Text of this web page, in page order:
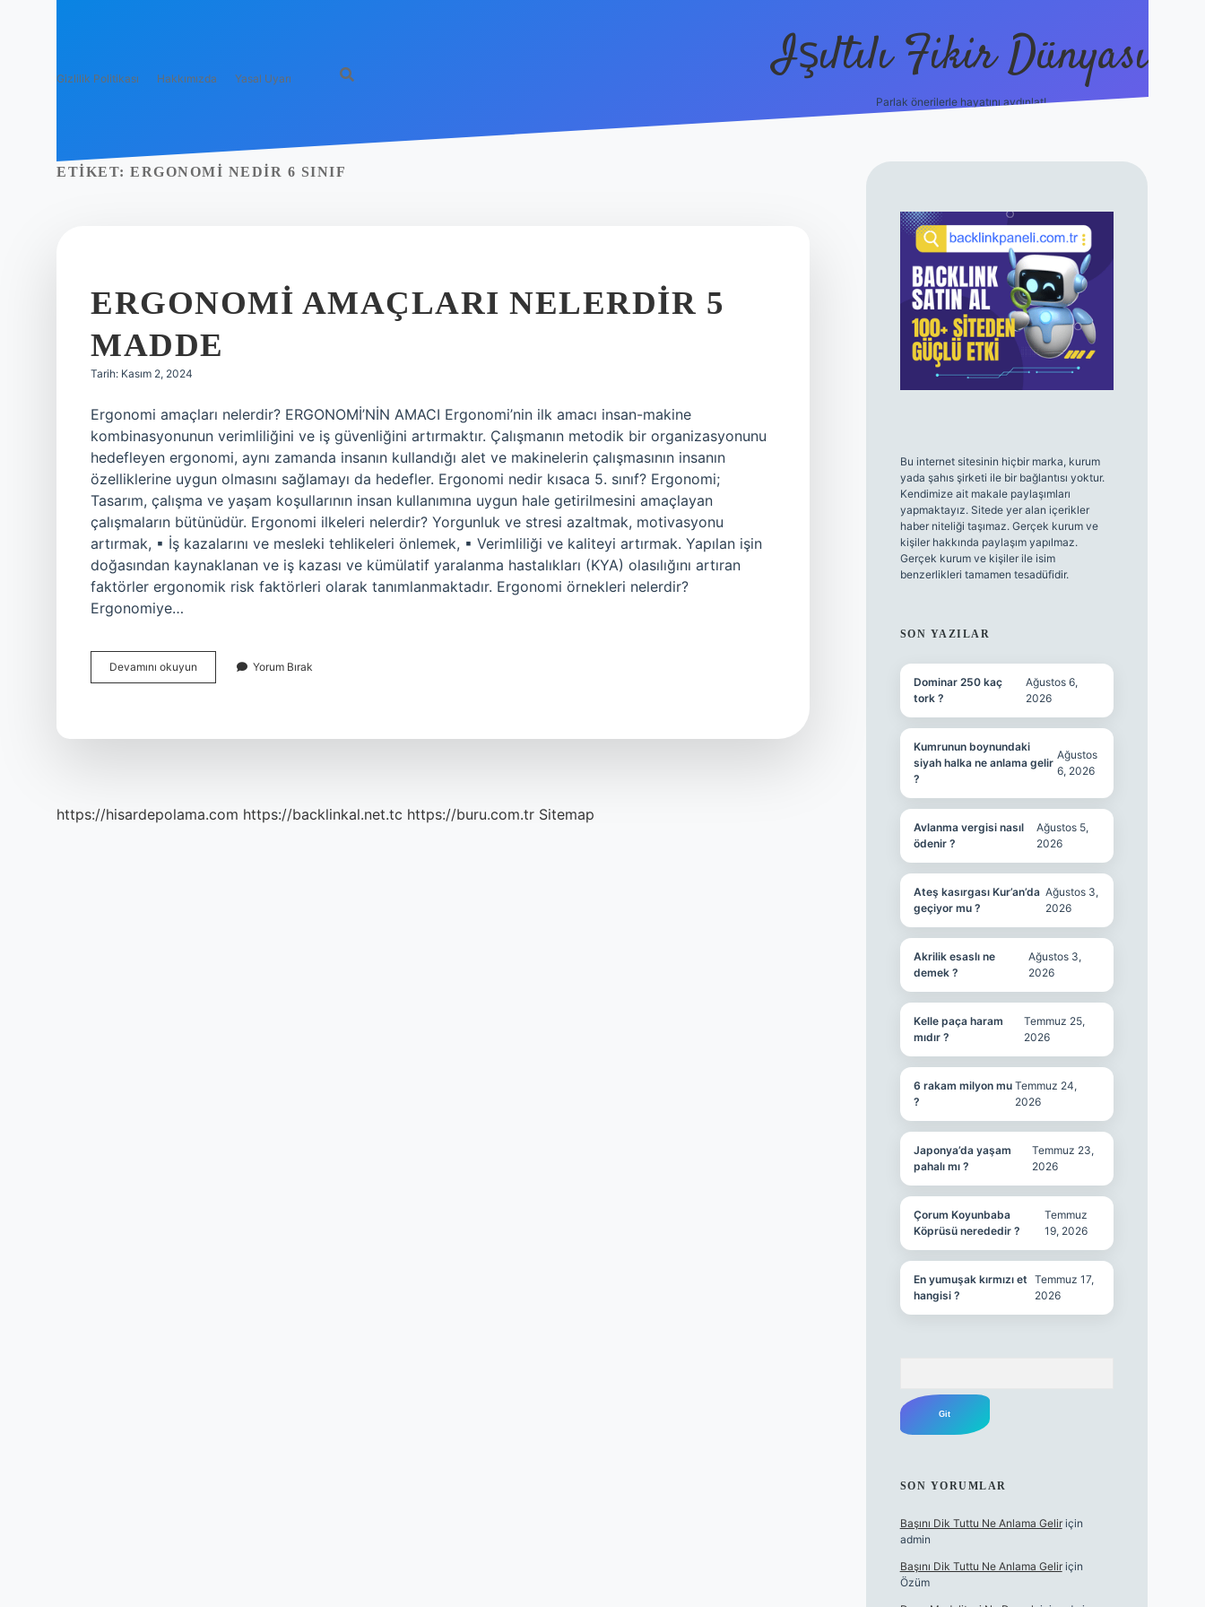
Gizlilik Politikası Hakkımızda Yasal Uyarı Işıltılı Fikir Dünyası
Parlak önerilerle hayatını aydınlat!
ETIKET: ERGONOMI NEDIR 6 SINIF
ERGONOMI AMAÇLARI NELERDIR 5
MADDE
Tarih: Kasım 2, 2024
Ergonomi amaçları nelerdir? ERGONOMİ’NİN AMACI Ergonomi’nin ilk amacı insan-makine
kombinasyonunun verimliliğini ve iş güvenliğini artırmaktır. Çalışmanın metodik bir organizasyonunu
hedefleyen ergonomi, aynı zamanda insanın kullandığı alet ve makinelerin çalışmasının insanın
özelliklerine uygun olmasını sağlamayı da hedefler. Ergonomi nedir kısaca 5. sınıf? Ergonomi;
Tasarım, çalışma ve yaşam koşullarının insan kullanımına uygun hale getirilmesini amaçlayan
çalışmaların bütünüdür. Ergonomi ilkeleri nelerdir? Yorgunluk ve stresi azaltmak, motivasyonu
artırmak, ▪ İş kazalarını ve mesleki tehlikeleri önlemek, ▪ Verimliliği ve kaliteyi artırmak. Yapılan işin
doğasından kaynaklanan ve iş kazası ve kümülatif yaralanma hastalıkları (KYA) olasılığını artıran
faktörler ergonomik risk faktörleri olarak tanımlanmaktadır. Ergonomi örnekleri nelerdir?
Ergonomiye…
Devamını okuyun Ergonomi
Amaçları
Yorum Bırak
https://hisardepolama.com https://backlinkal.net.tc https://buru.com.tr Sitemap
SIDEBAR
Bu internet sitesinin hiçbir marka, kurum
yada şahıs şirketi ile bir bağlantısı yoktur.
Kendimize ait makale paylaşımları
yapmaktayız. Sitede yer alan içerikler
haber niteliği taşımaz. Gerçek kurum ve
kişiler hakkında paylaşım yapılmaz.
Gerçek kurum ve kişiler ile isim
benzerlikleri tamamen tesadüfidir.
SON YAZILAR
Dominar 250 kaç
tork ?
Ağustos 6,
2026
Kumrunun boynundaki
siyah halka ne anlama gelir
?
Ağustos
6, 2026
Avlanma vergisi nasıl
ödenir ?
Ağustos 5,
2026
Ateş kasırgası Kur’an’da
geçiyor mu ?
Ağustos 3,
2026
Akrilik esaslı ne
demek ?
Ağustos 3,
2026
Kelle paça haram
mıdır ?
Temmuz 25,
2026
6 rakam milyon mu
?
Temmuz 24,
2026
Japonya’da yaşam
pahalı mı ?
Temmuz 23,
2026
Çorum Koyunbaba
Köprüsü nerededir ?
Temmuz
19, 2026
En yumuşak kırmızı et
hangisi ?
Temmuz 17,
2026
SON YORUMLAR
Başını Dik Tuttu Ne Anlama Geliriçin
admin
Başını Dik Tuttu Ne Anlama Geliriçin
Özüm
ilbet canlı